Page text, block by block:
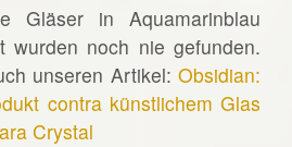
Gläser in Aquamarinblau
wurden noch nie gefunden.
unseren Artikel:Obsidian:
contra künstlichem Glas
Crystal